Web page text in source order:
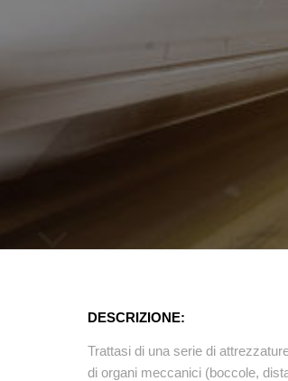
DESCRIZIONE:
Trattasi di una serie di
di organi meccanici (boccole,